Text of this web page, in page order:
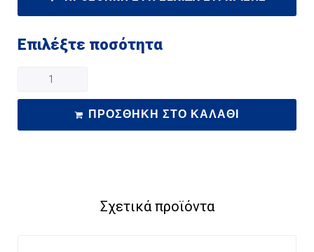
Επιλέξτε ποσότητα
ΠΡΟΣΘΉΚΗ ΣΤΟ ΚΑΛΆΘΙ
Σχετικά προϊόντα